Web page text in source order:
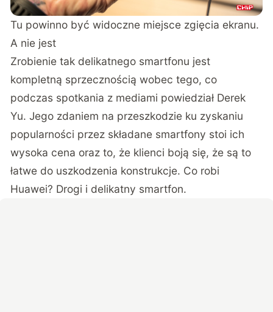
Tu powinno być widoczne miejsce zgięcia ekranu.
A nie jest
Zrobienie tak delikatnego smartfonu jest
kompletną sprzecznością wobec tego, co
podczas spotkania z mediami powiedział Derek
Yu. Jego zdaniem na przeszkodzie ku zyskaniu
popularności przez składane smartfony stoi ich
wysoka cena oraz to, że klienci boją się, że są to
łatwe do uszkodzenia konstrukcje. Co robi
Huawei? Drogi i delikatny smartfon.